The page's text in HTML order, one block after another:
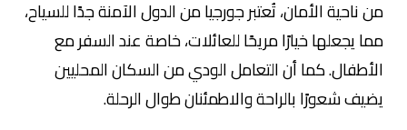
من ناحية الأمان، تُعتبر جورجيا من الدول الآمنة جدًا للسياح،
مما يجعلها خيارًا مريحًا للعائلات، خاصة عند السفر مع
الأطفال. كما أن التعامل الودي من السكان المحليين
يضيف شعورًا بالراحة والاطمئنان طوال الرحلة.